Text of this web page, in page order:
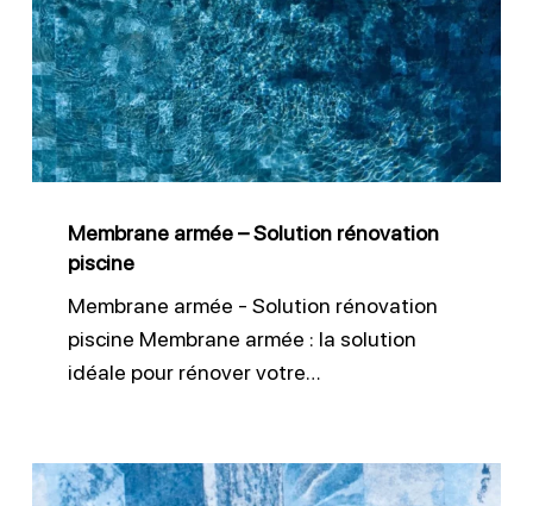
–
Solution
rénovation
piscine
Membrane armée – Solution rénovation
piscine
Membrane armée - Solution rénovation
piscine Membrane armée : la solution
idéale pour rénover votre…
Pose